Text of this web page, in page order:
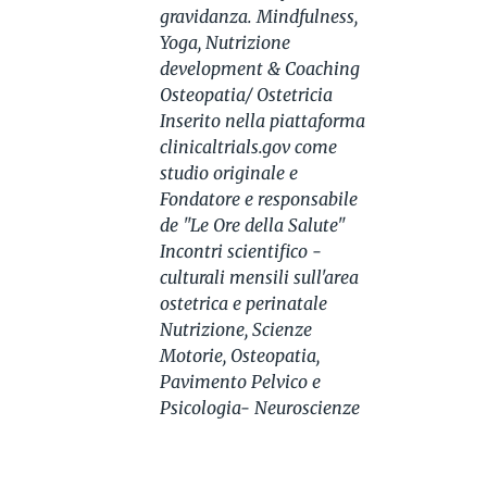
gravidanza. Mindfulness,
Yoga, Nutrizione
development & Coaching
Osteopatia/ Ostetricia
Inserito nella piattaforma
clinicaltrials.gov come
studio originale e
Fondatore e responsabile
de "Le Ore della Salute"
Incontri scientifico -
culturali mensili sull'area
ostetrica e perinatale
Nutrizione, Scienze
Motorie, Osteopatia,
Pavimento Pelvico e
Psicologia- Neuroscienze